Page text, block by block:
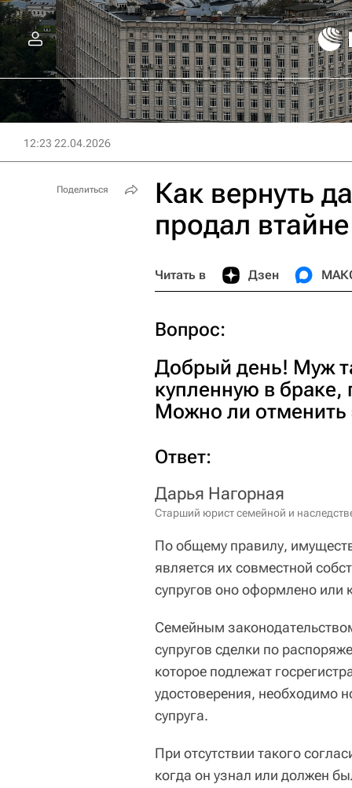
12:23 22.04.2026
Как вернуть
продал
Читать в Дзен
Вопрос:
Добрый день! Муж
купленную в браке,
Можно ли отменить
Ответ:
Дарья Нагорная
Старший юрист семейной и
По общему правилу,
является их совместной
супругов оно оформлено или
Семейным
супругов сделки по
которое подлежат
удостоверения, необходимо
супруга.
При отсутствии такого
когда он узнал или должен
Поделиться